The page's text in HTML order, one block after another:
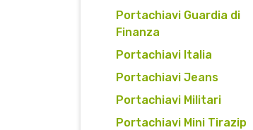
Portachiavi Guardia di
Finanza
Portachiavi Italia
Portachiavi Jeans
Portachiavi Militari
Portachiavi Mini Tirazip